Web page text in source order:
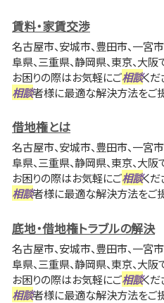
賃料・家賃交渉
名古屋市、安城市、豊田市、一宮
阜県、三重県、静岡県、東京、大阪
お困りの際はお気軽にご相談く
相談者様に最適な解決方法をご
借地権とは
名古屋市、安城市、豊田市、一宮
阜県、三重県、静岡県、東京、大阪
お困りの際はお気軽にご相談く
相談者様に最適な解決方法をご
底地・借地権トラブルの解決
名古屋市、安城市、豊田市、一宮
阜県、三重県、静岡県、東京、大阪
お困りの際はお気軽にご相談く
相談者様に最適な解決方法をご